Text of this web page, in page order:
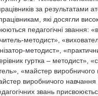
за результатами
які досягли
педагогічні звання:
методист»,
методист»,
гуртка – методист»,
«майстер виробничого
виробничого навчання
звань